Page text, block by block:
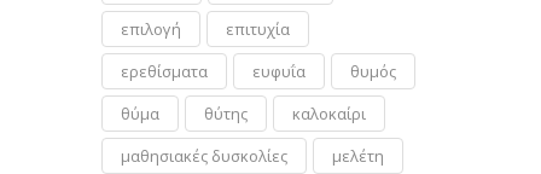
επιλογή
επιτυχία
ερεθίσματα
ευφυΐα
θυμός
θύμα
θύτης
καλοκαίρι
μαθησιακές δυσκολίες
μελέτη